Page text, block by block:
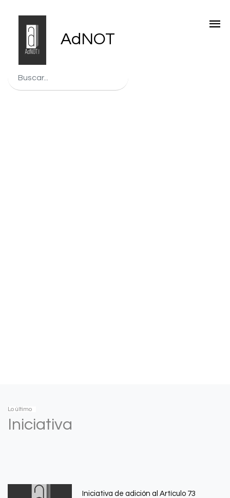
AdNOT
Lo último
Iniciativa
Iniciativa de adición al Artí­culo 73